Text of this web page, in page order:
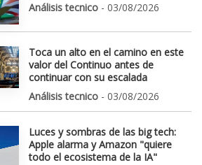
Análisis tecnico - 03/08/2026
Toca un alto en el camino en este
valor del Continuo antes de
continuar con su escalada
Análisis tecnico - 03/08/2026
Luces y sombras de las big tech:
Apple alarma y Amazon "quiere
todo el ecosistema de la IA"